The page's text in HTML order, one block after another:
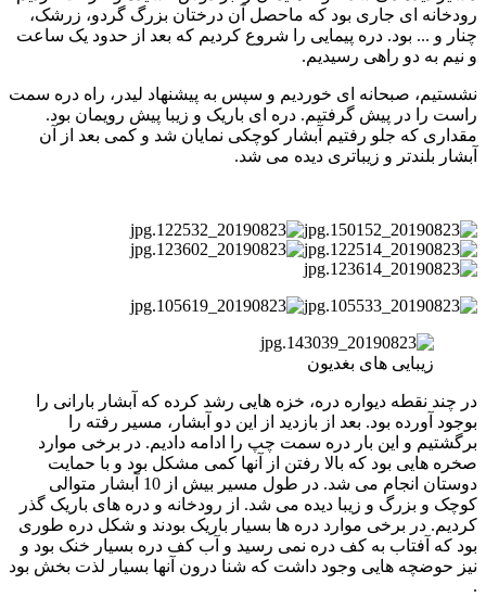
رودخانه ای جاری بود که ماحصل آن درختان بزرگ گردو، زرشک،
چنار و ... بود. دره پیمایی را شروع کردیم که بعد از حدود یک ساعت
و نیم به دو راهی رسیدیم.
نشستیم، صبحانه ای خوردیم و سپس به پیشنهاد لیدر، راه دره سمت
راست را در پیش گرفتیم. دره ای باریک و زیبا پیش رویمان بود.
مقداری که جلو رفتیم آبشار کوچکی نمایان شد و کمی بعد از آن
آبشار بلندتر و زیباتری دیده می شد.
زیبایی های بغدیون
در چند نقطه دیواره دره، خزه هایی رشد کرده که آبشار بارانی را
بوجود آورده بود. بعد از بازدید از این دو آبشار، مسیر رفته را
برگشتیم و این بار دره سمت چپ را ادامه دادیم. در برخی موارد
صخره هایی بود که بالا رفتن از آنها کمی مشکل بود و با حمایت
دوستان انجام می شد. در طول مسیر بیش از 10 آبشار متوالی
کوچک و بزرگ و زیبا دیده می شد. از رودخانه و دره های باریک گذر
کردیم. در برخی موارد دره ها بسیار باریک بودند و شکل دره طوری
بود که آفتاب به کف دره نمی رسید و آب کف دره بسیار خنک بود و
نیز حوضچه هایی وجود داشت که شنا درون آنها بسیار لذت بخش بود
.